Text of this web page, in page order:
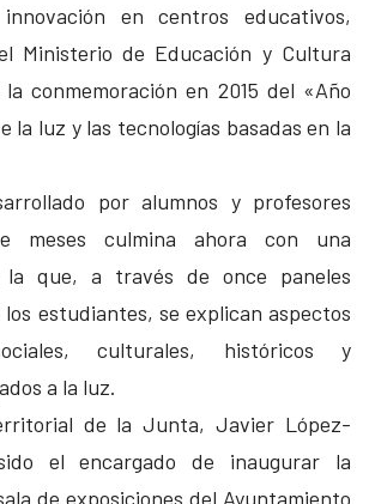
en centros educativos,
Ministerio de Educación y Cultura
conmemoración en 2015 del «Año
la luz y las tecnologías basadas en la
por alumnos y profesores
meses culmina ahora con una
la que, a través de once paneles
estudiantes, se explican aspectos
culturales, históricos y
a la luz.
de la Junta, Javier López-
el encargado de inaugurar la
de exposiciones del Ayuntamiento